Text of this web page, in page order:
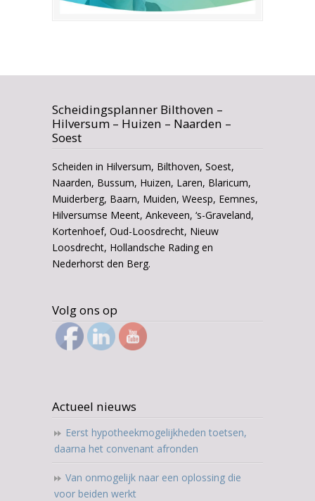
Scheidingsplanner Bilthoven –
Hilversum – Huizen – Naarden –
Soest
Scheiden in Hilversum, Bilthoven, Soest,
Naarden, Bussum, Huizen, Laren, Blaricum,
Muiderberg, Baarn, Muiden, Weesp, Eemnes,
Hilversumse Meent, Ankeveen, ‘s-Graveland,
Kortenhoef, Oud-Loosdrecht, Nieuw
Loosdrecht, Hollandsche Rading en
Nederhorst den Berg.
Volg ons op
Actueel nieuws
Eerst hypotheekmogelijkheden toetsen,
daarna het convenant afronden
Van onmogelijk naar een oplossing die
voor beiden werkt